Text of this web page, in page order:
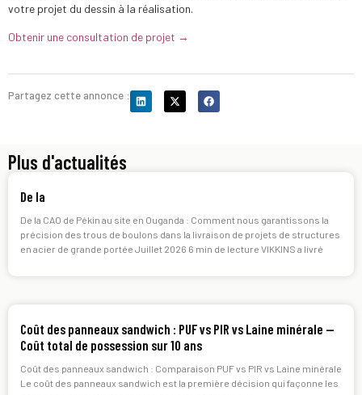
votre projet du dessin à la réalisation.
Obtenir une consultation de projet →
Partagez cette annonce :
Plus d'actualités
De la
De la CAO de Pékin au site en Ouganda : Comment nous garantissons la
précision des trous de boulons dans la livraison de projets de structures
en acier de grande portée Juillet 2026 6 min de lecture VIKKINS a livré
Coût des panneaux sandwich : PUF vs PIR vs Laine minérale —
Coût total de possession sur 10 ans
Coût des panneaux sandwich : Comparaison PUF vs PIR vs Laine minérale
Le coût des panneaux sandwich est la première décision qui façonne les